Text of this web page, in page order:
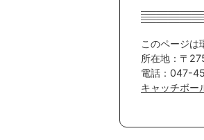
このページは
所在地：〒
電話：047-
キャッチボー